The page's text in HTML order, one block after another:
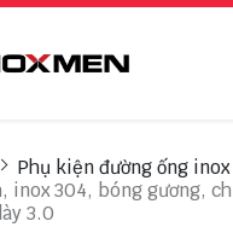
Phụ kiện đường ống inox
inox 304, bóng gương,
3.0